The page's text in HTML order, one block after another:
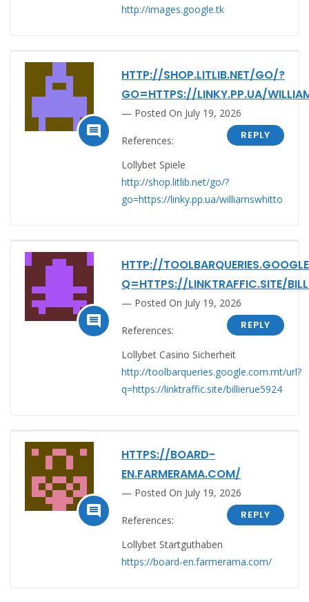
http://images.google.tk

HTTP://SHOP.LITLIB.NET/GO/?
GO=HTTPS://LINKY.PP.UA/
Posted On July 19, 2026
REPLY
References:
Lollybet Spiele
http://shop.litlib.net/go/?
go=https://linky.pp.ua/williamswhitto

HTTP://
Q=HTTPS://LINKTRAFFIC.SITE/
Posted On July 19, 2026
REPLY
References:
Lollybet Casino Sicherheit
http://toolbarqueries.google.com.mt/url?
q=https://linktraffic.site/billierue5924

HTTPS://BOARD-
EN.FARMERAMA.COM/
Posted On July 19, 2026
REPLY
References:
Lollybet Startguthaben
https://board-en.farmerama.com/